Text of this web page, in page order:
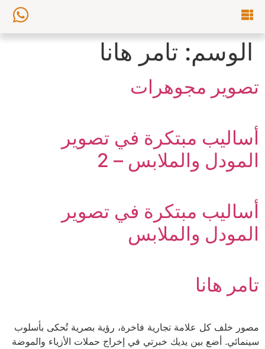
الوسم: تامر هانا
تصوير مجوهرات
أساليب مبتكرة في تصوير
المودل والملابس – 2
أساليب مبتكرة في تصوير
المودل والملابس
تامر هانا
مصور خلف كل علامة تجارية فاخرة، رؤية بصرية تُحكى بأسلوب
سينمائي. أضع بين يديك خبرتي في إخراج حملات الأزياء والموضة